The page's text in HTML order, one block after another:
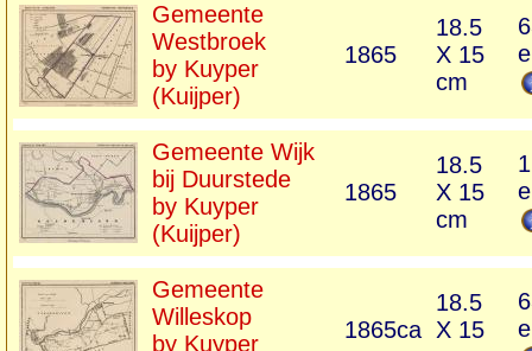
Gemeente
Westbroek
by Kuyper
(Kuijper)
1865
18.5
X 15
cm
Gemeente Wijk
bij Duurstede
by Kuyper
(Kuijper)
1865
18.5
X 15
cm
Gemeente
Willeskop
by Kuyper
1865ca
18.5
X 15